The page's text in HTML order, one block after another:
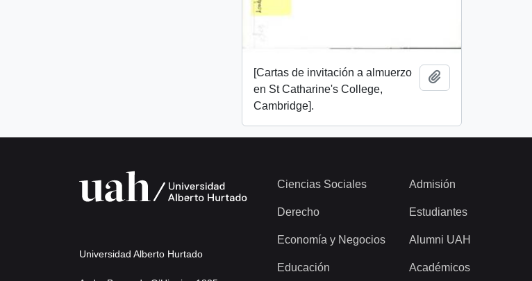
[Cartas de invitación a almuerzo
en St Catharine's College,
Cambridge].
Universidad Alberto Hurtado
Ciencias Sociales
Derecho
Economía y Negocios
Educación
Admisión
Estudiantes
Alumni UAH
Académicos